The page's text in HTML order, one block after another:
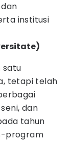
institusi
satu
tetapi telah
dan
tahun
program